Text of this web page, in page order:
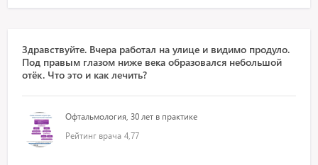
Здравствуйте. Вчера работал на улице и видимо продуло.
Под правым глазом ниже века образовался небольшой
отёк. Что это и как лечить?
Офтальмология, 30 лет в практике
Рейтинг врача 4,77